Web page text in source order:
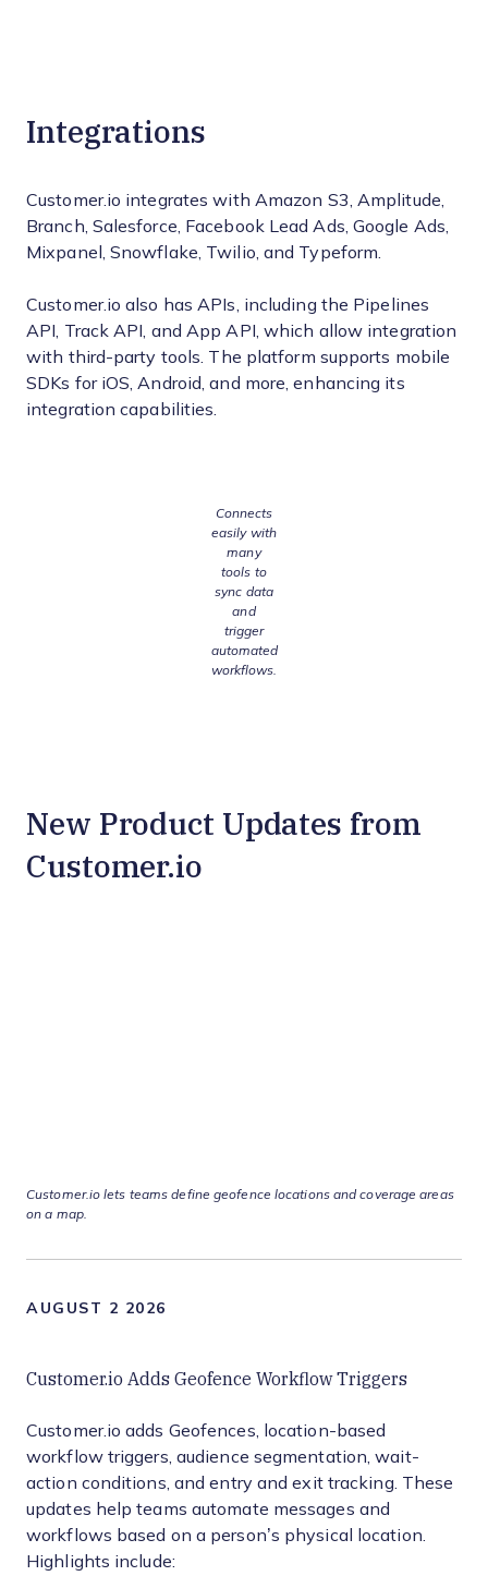
Integrations
Customer.io integrates with Amazon S3, Amplitude,
Branch, Salesforce, Facebook Lead Ads, Google Ads,
Mixpanel, Snowflake, Twilio, and Typeform.
Customer.io also has APIs, including the Pipelines
API, Track API, and App API, which allow integration
with third-party tools. The platform supports mobile
SDKs for iOS, Android, and more, enhancing its
integration capabilities.
Connects
easily with
many
tools to
sync data
and
trigger
automated
workflows.
New Product Updates from
Customer.io
Customer.io lets teams define geofence locations and coverage areas
on a map.
AUGUST 2 2026
Customer.io Adds Geofence Workflow Triggers
Customer.io adds Geofences, location-based
workflow triggers, audience segmentation, wait-
action conditions, and entry and exit tracking. These
updates help teams automate messages and
workflows based on a person’s physical location.
Highlights include: